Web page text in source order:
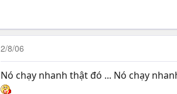
2/8/06
Nó chạy nhanh thật đó ... Nó chạy